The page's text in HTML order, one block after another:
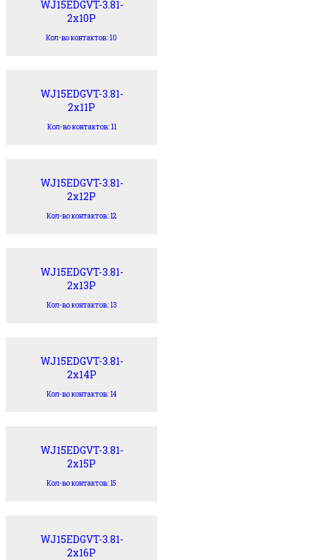
WJ15EDGVT-3.81-
2x10P
Кол-во контактов: 10
WJ15EDGVT-3.81-
2x11P
Кол-во контактов: 11
WJ15EDGVT-3.81-
2x12P
Кол-во контактов: 12
WJ15EDGVT-3.81-
2x13P
Кол-во контактов: 13
WJ15EDGVT-3.81-
2x14P
Кол-во контактов: 14
WJ15EDGVT-3.81-
2x15P
Кол-во контактов: 15
WJ15EDGVT-3.81-
2x16P